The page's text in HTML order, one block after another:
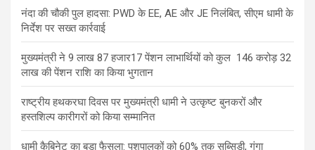
नंदा की चौकी पुल हादसा: PWD के EE, AE और JE निलंबित, सीएम धामी के
निर्देश पर सख्त कार्रवाई
मुख्यमंत्री ने 9 लाख 87 हजार17 पेंशन लाभार्थियों को कुल 146 करोड़ 32
लाख की पेंशन राशि का किया भुगतान
राष्ट्रीय हथकरघा दिवस पर मुख्यमंत्री धामी ने उत्कृष्ट बुनकरों और
हस्तशिल्प कारीगरों को किया सम्मानित
​धामी कैबिनेट का बड़ा फैसला: पशुपालकों को 60% तक सब्सिडी, गंगा